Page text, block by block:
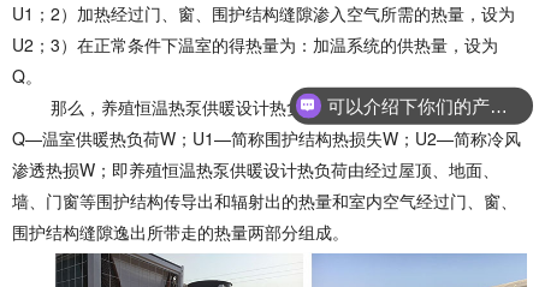
U1；2）加热经过门、窗、围护结构缝隙渗入空气所需的热量，设为
U2；3）在正常条件下温室的得热量为：加温系统的供热量，设为
Q。
那么，养殖恒温热泵供暖设计热负荷便简化为： Q=U1+U2式中
Q—温室供暖热负荷W；U1—简称围护结构热损失W；U2—简称冷风
渗透热损W；即养殖恒温热泵供暖设计热负荷由经过屋顶、地面、
墙、门窗等围护结构传导出和辐射出的热量和室内空气经过门、窗、
围护结构缝隙逸出所带走的热量两部分组成。
可以介绍下你们的产品么？